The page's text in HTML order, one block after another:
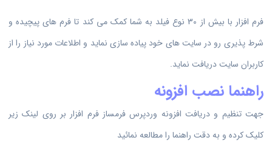
فرم افزار با بیش از 30 نوع فیلد به شما کمک می کند تا فرم های پیچیده و
شرط پذیری رو در سایت های خود پیاده سازی نماید و اطلاعات مورد نیاز را از
کاربران سایت دریافت نماید.
راهنما نصب افزونه
جهت تنظیم و دریافت افزونه وردپرس فرمساز فرم افزار بر روی لینک زیر
کلیک کرده و به دقت راهنما را مطالعه نمائید